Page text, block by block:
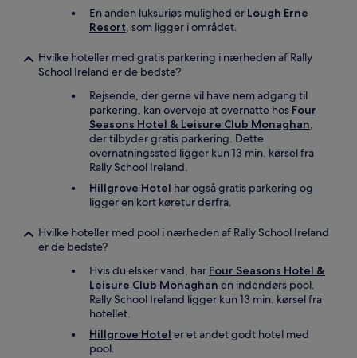
En anden luksuriøs mulighed er Lough Erne
Resort, som ligger i området.
Hvilke hoteller med gratis parkering i nærheden af Rally
School Ireland er de bedste?
Rejsende, der gerne vil have nem adgang til
parkering, kan overveje at overnatte hos Four
Seasons Hotel & Leisure Club Monaghan,
der tilbyder gratis parkering. Dette
overnatningssted ligger kun 13 min. kørsel fra
Rally School Ireland.
Hillgrove Hotel har også gratis parkering og
ligger en kort køretur derfra.
Hvilke hoteller med pool i nærheden af Rally School Ireland
er de bedste?
Hvis du elsker vand, har Four Seasons Hotel &
Leisure Club Monaghan en indendørs pool.
Rally School Ireland ligger kun 13 min. kørsel fra
hotellet.
Hillgrove Hotel er et andet godt hotel med
pool.